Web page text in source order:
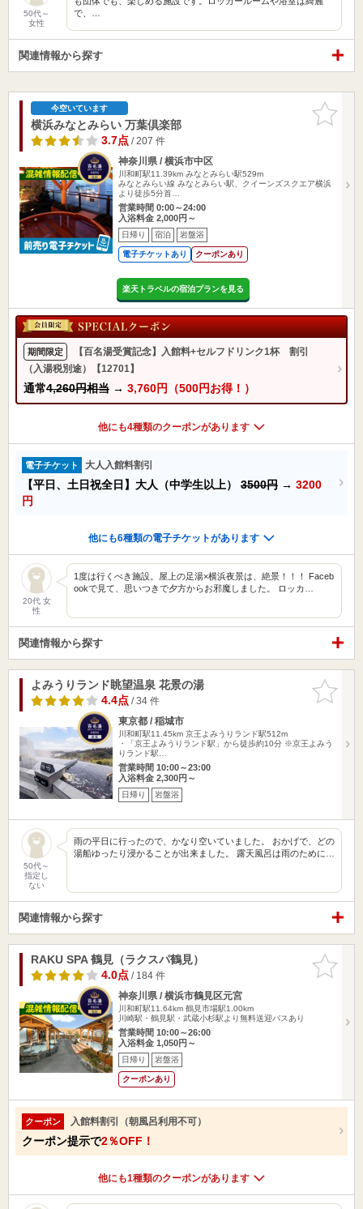
50代～
女性
で、…
関連情報から探す
お気に入
りに追加
今空いています
横浜みなとみらい 万葉倶楽部
3.7点/ 207 件
神奈川県 / 横浜市中区
川和町駅11.39km みなとみらい駅529m
みなとみらい線 みなとみらい駅、クイーンズスクエア横浜
より徒歩5分首…
営業時間 0:00～24:00
入浴料金 2,000円～
日帰り 宿泊 岩盤浴
電子チケットあり クーポンあり
楽天トラベルの宿泊プランを見る
期間限定
【百名湯受賞記念】入館料+セルフドリンク1杯 割引
（入湯税別途）【12701】
通常4,260円相当 → 3,760円（500円お得！）
他にも4種類のクーポンがあります
電子チケット 大人入館料割引
【平日、土日祝全日】大人（中学生以上） 3500円 → 3200
円
他にも6種類の電子チケットがあります
20代 女
性
1度は行くべき施設。屋上の足湯×横浜夜景は、絶景！！！ Faceb
ookで見て、思いつきで夕方からお邪魔しました。 ロッカ…
関連情報から探す
お気に入
りに追加
よみうりランド眺望温泉 花景の湯
4.4点/ 34 件
東京都 / 稲城市
川和町駅11.45km 京王よみうりランド駅512m
・「京王よみうりランド駅」から徒歩約10分 ※京王よみう
りランド駅…
営業時間 10:00～23:00
入浴料金 2,300円～
日帰り 岩盤浴
50代～
指定し
ない
雨の平日に行ったので、かなり空いていました。 おかげで、どの
湯船ゆったり浸かることが出来ました。 露天風呂は雨のために…
関連情報から探す
お気に入
りに追加
RAKU SPA 鶴見（ラクスパ鶴見）
4.0点/ 184 件
神奈川県 / 横浜市鶴見区元宮
川和町駅11.64km 鶴見市場駅1.00km
川崎駅・鶴見駅・武蔵小杉駅より無料送迎バスあり
営業時間 10:00～26:00
入浴料金 1,050円～
日帰り 岩盤浴
クーポンあり
クーポン 入館料割引（朝風呂利用不可）
クーポン提示で2％OFF！
他にも1種類のクーポンがあります